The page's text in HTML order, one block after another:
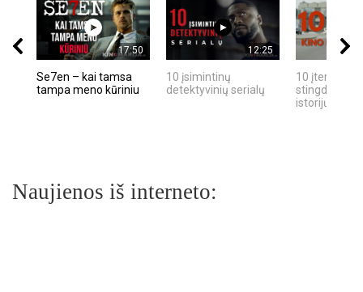
17:50
Se7en – kai tamsa
tampa meno kūriniu
12:25
10 įsimintinų
detektyvinių serialų
10 įtemptų,
stingdančių
istorijų
Naujienos iš interneto: